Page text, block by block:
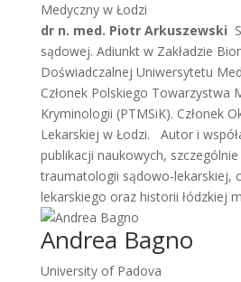
Medyczny w Łodzi
dr n. med. Piotr Arkuszewski
sądowej. Adiunkt w Zakładzie
Doświadczalnej Uniwersytetu
Członek Polskiego Towarzystwa
Kryminologii (PTMSiK). Członek
Lekarskiej w Łodzi.
Autor i
publikacji naukowych,
traumatologii sądowo-lekarskiej,
lekarskiego oraz historii łódzkiej
Andrea Bagno
University of Padova